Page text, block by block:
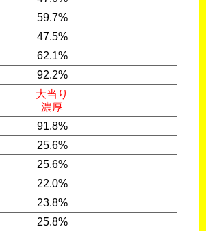
59.7%
47.5%
62.1%
92.2%
大当り
濃厚
91.8%
25.6%
25.6%
22.0%
23.8%
25.8%